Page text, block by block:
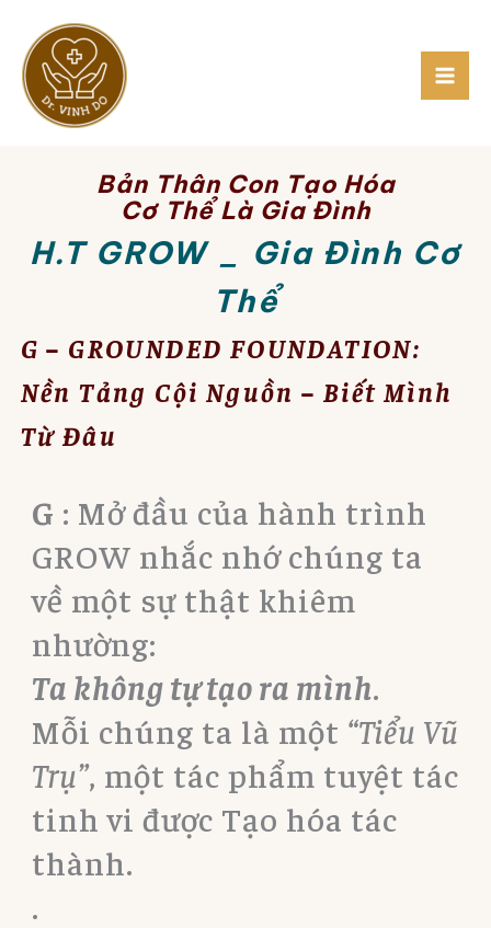
content
Bản Thân Con Tạo Hóa
Cơ Thể Là Gia Đình
H.T GROW _ Gia Đình Cơ
Thể
G – GROUNDED FOUNDATION:
Nền Tảng Cội Nguồn – Biết Mình
Từ Đâu
G : Mở đầu của hành trình
GROW nhắc nhớ chúng ta
về một sự thật khiêm
nhường:
Ta không tự tạo ra mình.
Mỗi chúng ta là một “Tiểu Vũ
Trụ”, một tác phẩm tuyệt tác
tinh vi được Tạo hóa tác
thành.
.